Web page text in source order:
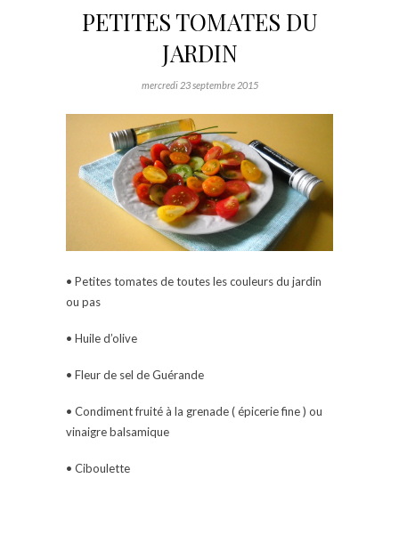
PETITES TOMATES DU
JARDIN
mercredi 23 septembre 2015
• Petites tomates de toutes les couleurs du jardin
ou pas
• Huile d’olive
• Fleur de sel de Guérande
• Condiment fruité à la grenade ( épicerie fine ) ou
vinaigre balsamique
• Ciboulette